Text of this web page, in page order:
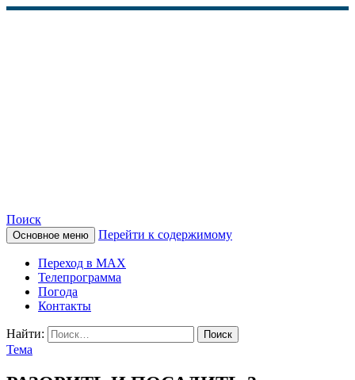
КАМЧАТСКОЕ
ИНФОРМАЦИОННОЕ
АГЕНТСТВО (КИА
«ВЕСТИ»)
Поиск
Основное меню Перейти к содержимому
Переход в MAX
Телепрограмма
Погода
Контакты
Найти:
Тема